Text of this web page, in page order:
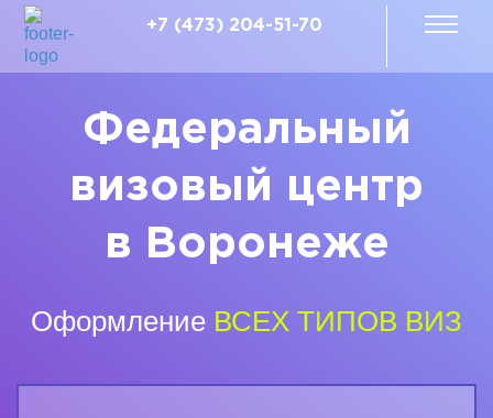
+7 (473) 204-51-70
Федеральный
визовый центр
в Воронеже
Оформление ВСЕХ ТИПОВ ВИЗ